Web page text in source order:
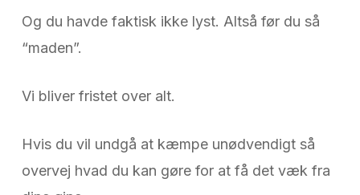
Og du havde faktisk ikke lyst. Altså før du så
“maden”.
Vi bliver fristet over alt.
Hvis du vil undgå at kæmpe unødvendigt så
overvej hvad du kan gøre for at få det væk fra